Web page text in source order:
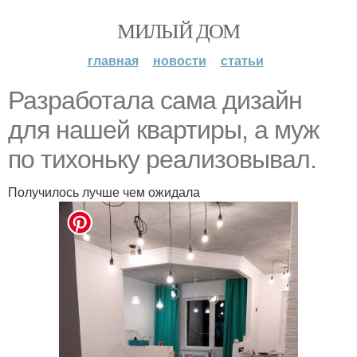
МИЛЫЙ ДОМ
главная новости статьи
Разработала сама дизайн
для нашей квартиры, а муж
по тихоньку реализовывал.
Получилось лучше чем ожидала